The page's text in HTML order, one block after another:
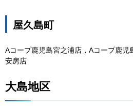
屋久島町
Aコープ鹿児島宮之浦店，Aコープ鹿児
安房店
大島地区